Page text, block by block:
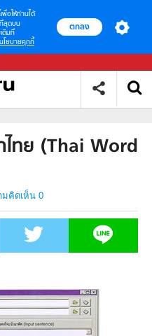
พื่อให้ท่านได้
สุดบน
ติมที่
นโยบายคุกกี้
ตกลง
ทย (Thai Word
มคิดเห็น 0